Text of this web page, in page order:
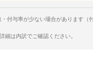
付与率が少ない場合があります（
細は内訳でご確認ください。